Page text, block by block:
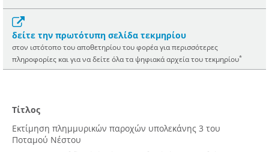
δείτε την πρωτότυπη σελίδα τεκμηρίου
στον ιστότοπο του αποθετηρίου του φορέα για περισσότερες
πληροφορίες και για να δείτε όλα τα ψηφιακά αρχεία του τεκμηρίου*
Τίτλος
Εκτίμηση πλημμυρικών παροχών υπολεκάνης 3 του
Ποταμού Νέστου